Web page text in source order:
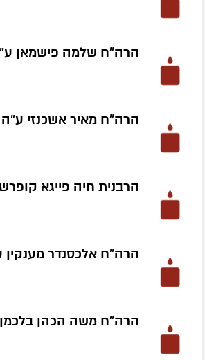
הרה"ח שלמה פישמאן
הרה"ח מאיר אשכנזי ע״ה
הרבנית חיה פייגא
הרה"ח אלכסנדר מענקין
הרה"ח משה הכהן